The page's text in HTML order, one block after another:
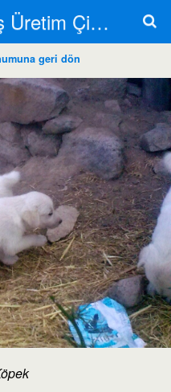
Eskişehir Akbaş Üretim Çiftliği
geri dön